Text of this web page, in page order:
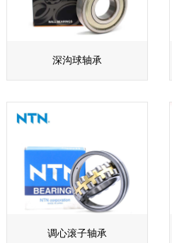
深沟球轴承
调心滚子轴承